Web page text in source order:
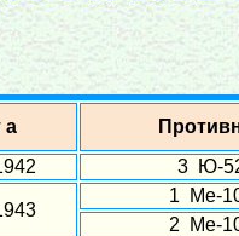
а
3 Ю-
1 Ме-
2 Ме-